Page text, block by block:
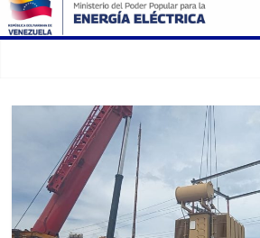
en Carabobo
Gobierno Nacional activa plan preventivo